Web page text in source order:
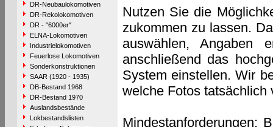
DR-Neubaulokomotiven
DR-Rekolokomotiven
DR - "6000er"
ELNA-Lokomotiven
Industrielokomotiven
Feuerlose Lokomotiven
Sonderkonstruktionen
SAAR (1920 - 1935)
DB-Bestand 1968
DR-Bestand 1970
Auslandsbestände
Lokbestandslisten
Nutzen Sie die
zukommen zu lassen.
auswählen, Angaben
anschließend das
System einstellen. Wir
welche Fotos tatsächlich
Mindestanforderungen: